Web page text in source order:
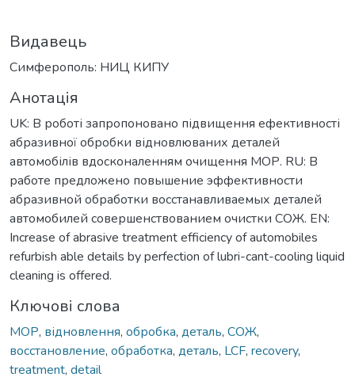
Видавець
Симферополь: НИЦ КИПУ
Анотація
UK: В роботі запропоновано підвищення ефективності
абразивної обробки відновлюваних деталей
автомобілів вдосконаленням очищення МОР. RU: В
работе предложено повышение эффективности
абразивной обработки восстанавливаемых деталей
автомобилей совершенствованием очистки СОЖ. EN:
Increase of abrasive treatment efficiency of automobiles
refurbish able details by perfection of lubri-cant-cooling liquid
cleaning is offered.
Ключові слова
МОР, відновлення, обробка, деталь, СОЖ,
восстановление, обработка, деталь, LCF, recovery,
treatment, detail